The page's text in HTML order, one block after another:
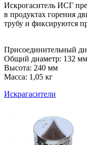
Искрогаситель ИСГ
в продуктах горения
трубу и фиксируются
Присоединительный
Общий диаметр: 132 мм
Высота: 240 мм
Масса: 1,05 кг
Искрагасители